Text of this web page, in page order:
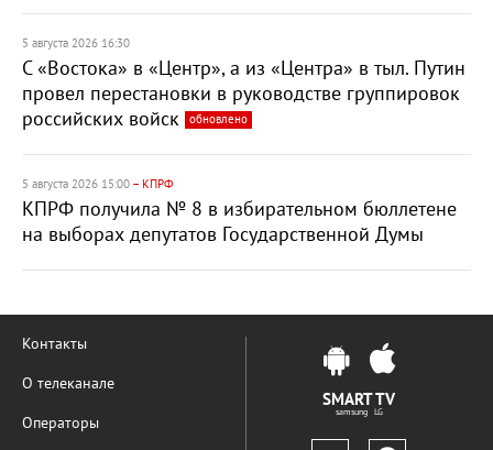
5 августа 2026 16:30
С «Востока» в «Центр», а из «Центра» в тыл. Путин
провел перестановки в руководстве группировок
российских войск
обновлено
5 августа 2026 15:00 – КПРФ
КПРФ получила № 8 в избирательном бюллетене
на выборах депутатов Государственной Думы
Контакты
О телеканале
Операторы
SMART TV
samsung LG